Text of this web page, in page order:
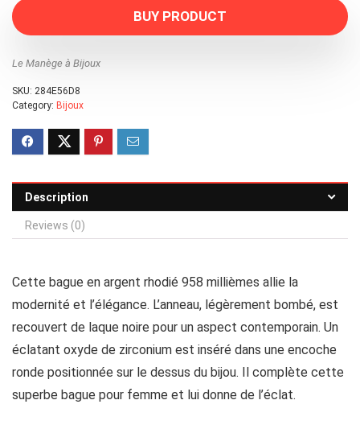
BUY PRODUCT
Le Manège à Bijoux
SKU: 284E56D8
Category: Bijoux
Description
Reviews (0)
Cette bague en argent rhodié 958 millièmes allie la
modernité et l’élégance. L’anneau, légèrement bombé, est
recouvert de laque noire pour un aspect contemporain. Un
éclatant oxyde de zirconium est inséré dans une encoche
ronde positionnée sur le dessus du bijou. Il complète cette
superbe bague pour femme et lui donne de l’éclat.